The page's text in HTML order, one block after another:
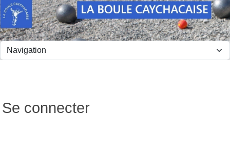
Se connecter
Panneau de gestion des cookies